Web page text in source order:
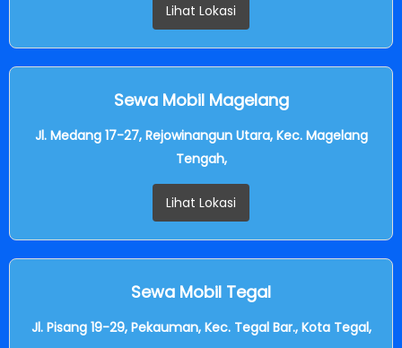
Lihat Lokasi
Sewa Mobil Magelang
Jl. Medang 17-27, Rejowinangun Utara, Kec. Magelang
Tengah,
Lihat Lokasi
Sewa Mobil Tegal
Jl. Pisang 19-29, Pekauman, Kec. Tegal Bar., Kota Tegal,